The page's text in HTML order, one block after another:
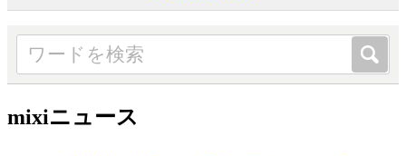
mixiニュース